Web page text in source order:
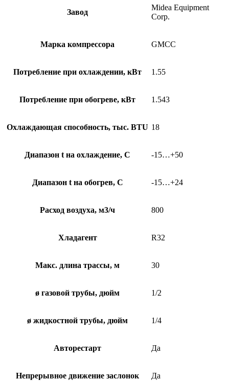
Завод
Midea Equipment
Corp.
Марка компрессора GMCC
Потребление при охлаждении, кВт 1.55
Потребление при обогреве, кВт 1.543
Охлаждающая способность, тыс. BTU 18
Диапазон t на охлаждение, С -15…+50
Диапазон t на обогрев, С -15…+24
Расход воздуха, м3/ч 800
Хладагент R32
Макс. длина трассы, м 30
ø газовой трубы, дюйм 1/2
ø жидкостной трубы, дюйм 1/4
Авторестарт Да
Непрерывное движение заслонок Да